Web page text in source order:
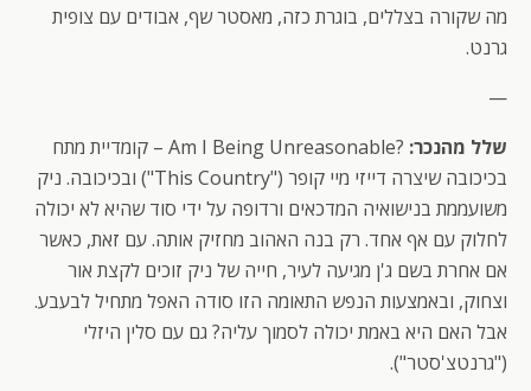
מה שקורה בצללים, בוגרת כזה, מאסטר שף, אבודים עם צופית
גרנט.
—
שלל מהנכר:
?Am I Being Unreasonable – קומדיית מתח
בכיכובה שיצרה דייזי מיי קופר ("This Country") ובכיכובה. ניק
משועממת בנישואיה המדכאים ורדופה על ידי סוד שהיא לא יכולה
לחלוק עם אף אחד. רק בנה האהוב מחזיק אותה. עם זאת, כאשר
אם אחרת בשם ג'ן מגיעה לעיר, חייה של ניק זוכים לקצת אור
וצחוק, ובאמצעות הנפש התאומה הזו סודה האפל מתחיל לבעבע.
אבל האם היא באמת יכולה לסמוך עליה? גם עם סלין היזלי
("גרנטצ'סטר").